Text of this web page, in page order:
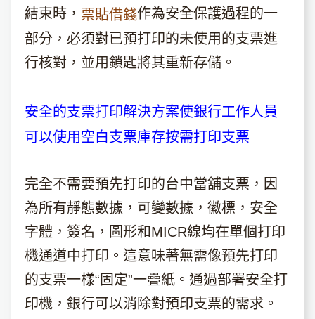
結束時， 票貼借錢作為安全保護過程的一
部分，必須對已預打印的未使用的支票進
行核對，並用鎖匙將其重新存儲。
安全的支票打印解決方案使銀行工作人員
可以使用空白支票庫存按需打印支票
完全不需要預先打印的台中當舖支票，因
為所有靜態數據，可變數據，徽標，安全
字體，簽名，圖形和MICR線均在單個打印
機通道中打印。這意味著無需像預先打印
的支票一樣“固定”一疊紙。通過部署安全打
印機，銀行可以消除對預印支票的需求。